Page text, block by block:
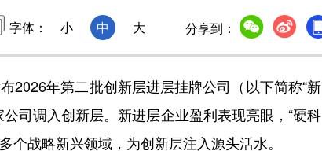
字体： 小 中 大 分享到：
年第二批创新层进层挂牌公司（以下简称“新
司调入创新层。新进层企业盈利表现亮眼，“硬科
个战略新兴领域，为创新层注入源头活水。